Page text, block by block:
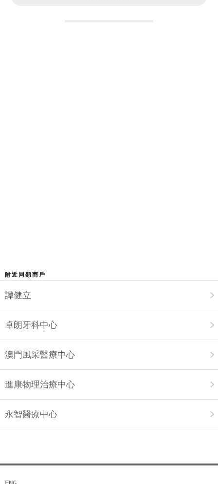
附近同類商戶
譚健立
卓朗牙科中心
澳門風采醫療中心
進康物理治療中心
永智醫療中心